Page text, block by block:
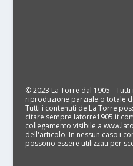
© 2023 La Torre dal 1905 -
riproduzione parziale o totale
Tutti i contenuti de La Torre
citare sempre latorre1905.it
collegamento visibile a
dell'articolo. In nessun caso i
possono essere utilizzati per